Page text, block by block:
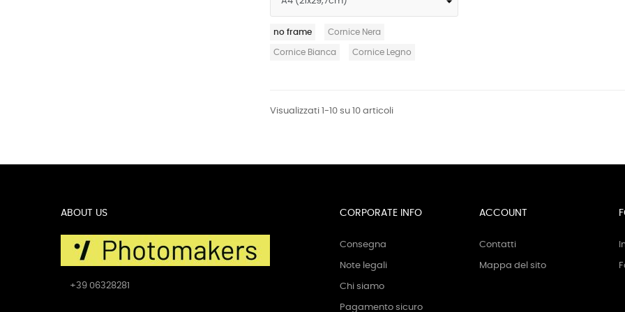
no frame Cornice Nera
Cornice Bianca Cornice Legno
Visualizzati 1-10 su 10 articoli
ABOUT US
+39 06328281
CORPORATE INFO
Consegna
Note legali
Chi siamo
Pagamento sicuro
ACCOUNT
Contatti
Mappa del sito